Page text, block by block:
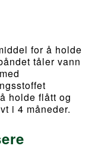
for å holde
tåler vann
holde flått og
i 4 måneder.